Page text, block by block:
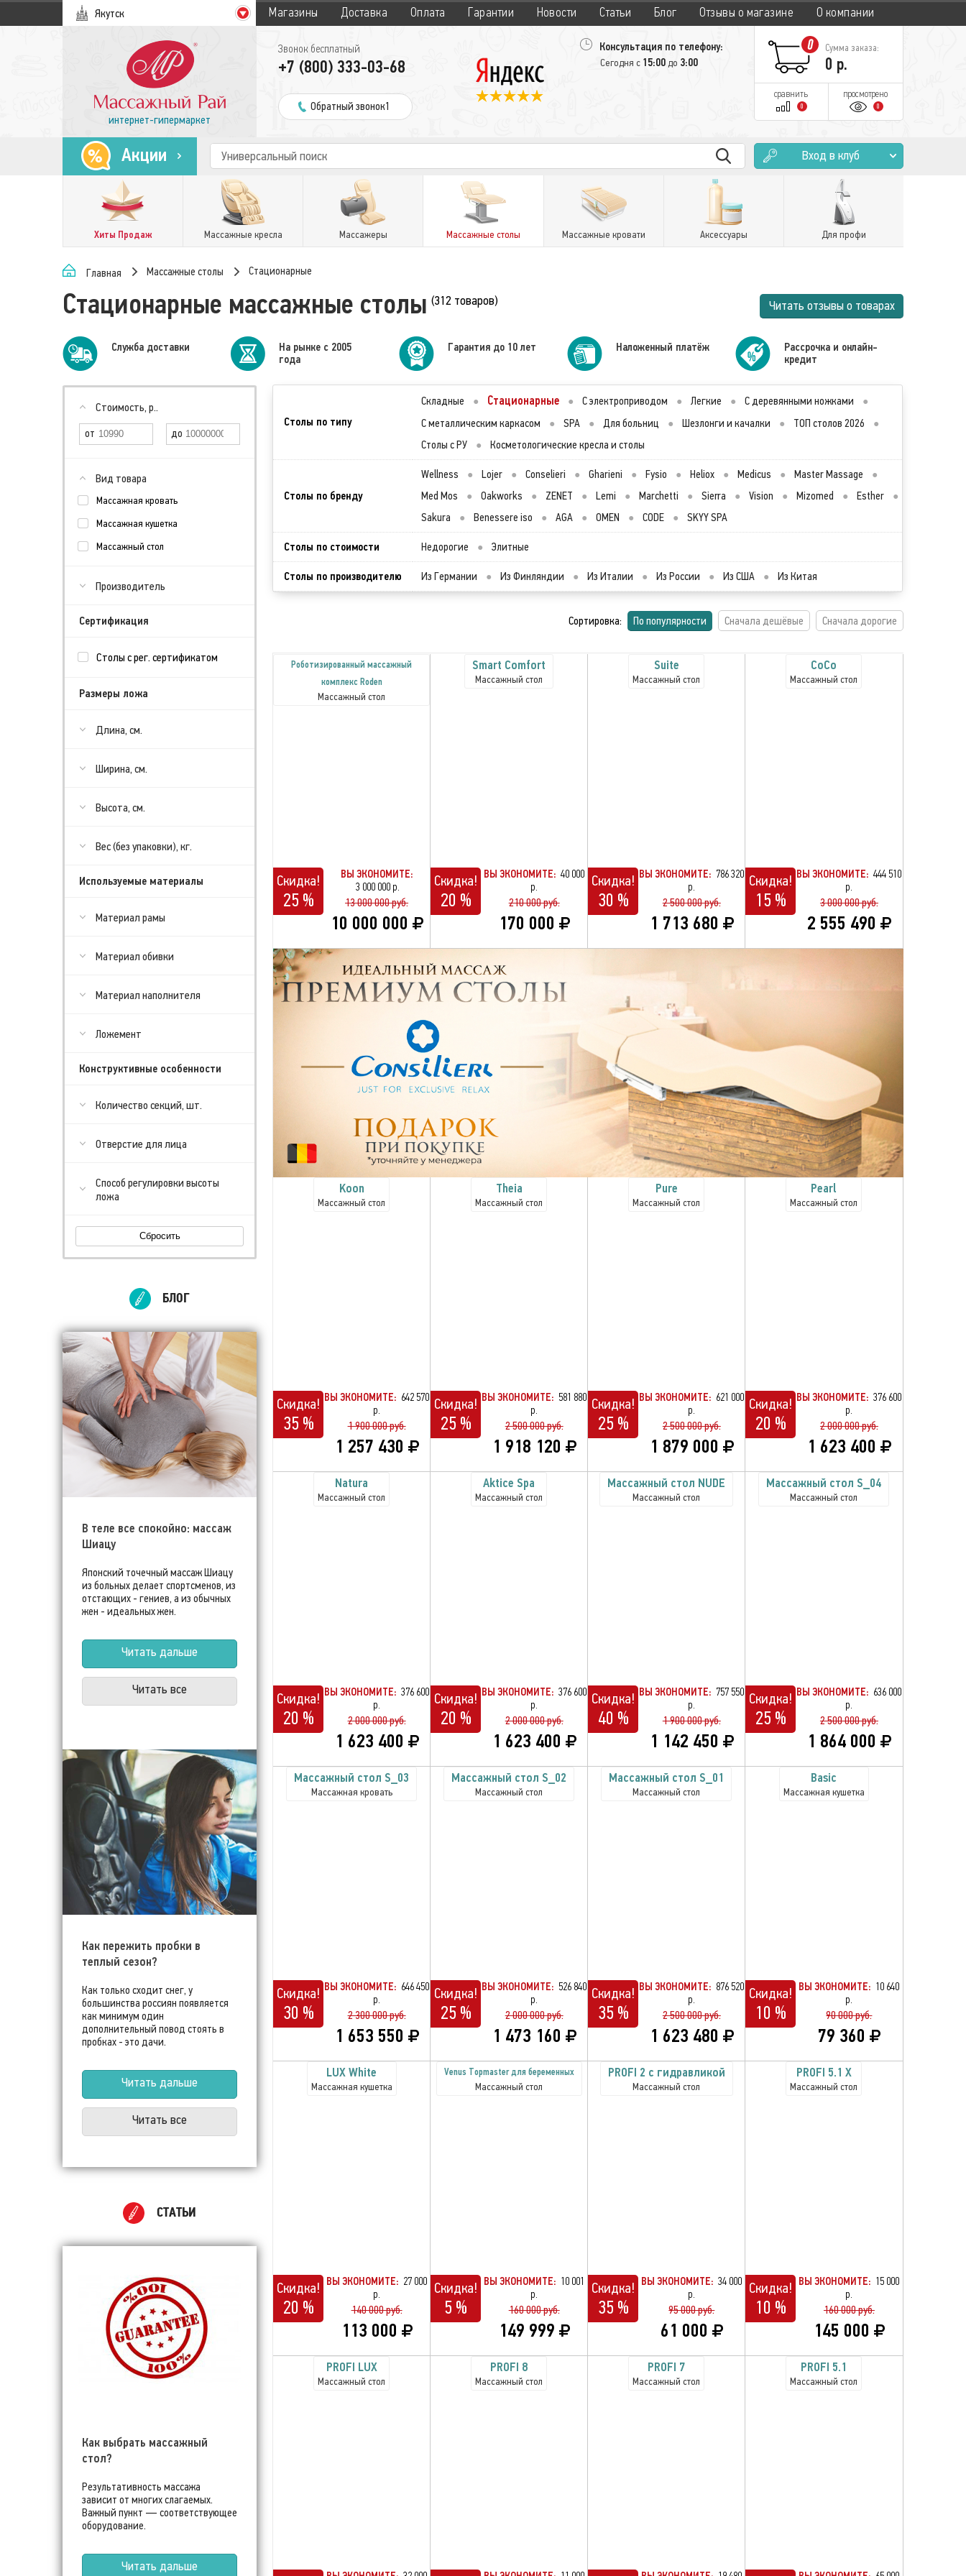
Якутск Магазины Доставка Оплата Гарантии Новости Статьи Блог Отзывы о магазине О компании
интернет-гипермаркет
Звонок бесплатный
+7 (800) 333-03-68
Обратный звонок1
Консультация по телефону:
Сегодня с 15:00до 3:00
0 Сумма заказа:
0 р.
сравнить
0
просмотрено
0
Акции Вход в клуб
Хиты Продаж Массажные кресла Массажеры Массажные столы Массажные кровати Аксессуары Для профи
Главная Массажные столы Стационарные
Стационарные массажные столы (312 товаров) Читать отзывы о товарах
Cлужба доставки
На рынке с 2005
года
Гарантия до 10 лет Наложенный платёж
Рассрочка и онлайн-
кредит
Стоимость, р..
Вид товара
Массажная кровать
Массажная кушетка
Массажный стол
Производитель
Сертификация
Столы с рег. сертификатом
Размеры ложа
Длина, см.
Ширина, см.
Высота, см.
Вес (без упаковки), кг.
Используемые материалы
Материал рамы
Материал обивки
Материал наполнителя
Ложемент
Конструктивные особенности
Количество секций, шт.
Отверстие для лица
Способ регулировки высоты
ложа
Сбросить
БЛОГ
В теле все спокойно: массаж
Шиацу
Японский точечный массаж Шиацу
из больных делает спортсменов, из
отстающих - гениев, а из обычных
жен - идеальных жен.
Читать дальше
Читать все
Как пережить пробки в
теплый сезон?
Как только сходит снег, у
большинства россиян появляется
как минимум один
дополнительный повод стоять в
пробках - это дачи.
Читать дальше
Читать все
СТАТЬИ
Как выбрать массажный
стол?
Результативность массажа
зависит от многих слагаемых.
Важный пункт — соответствующее
оборудование.
Читать дальше
Столы по типу
Складные ● Стационарные ● С электроприводом ● Легкие ● С деревянными ножками
●
С металлическим каркасом
● SPA ● Для больниц ● Шезлонги и качалки ● ТОП столов 2026
●
Столы с РУ
● Косметологические кресла и столы
Столы по бренду
Wellness ● Lojer ● Conselieri ● Gharieni ● Fysio ● Heliox ● Medicus ● Master Massage
●
Med Mos
● Oakworks ● ZENET ● Lemi ● Marchetti ● Sierra ● Vision ● Mizomed ● Esther
●
Sakura
● Benessere iso ● AGA ● OMEN ● CODE ● SKYY SPA
Столы по стоимости Недорогие ● Элитные
Столы по производителю Из Германии ● Из Финляндии ● Из Италии ● Из России ● Из США ● Из Китая
Сортировка: По популярности Сначала дешёвые Сначала дорогие
Роботизированный массажный
комплекс Roden
Массажный стол
Скидка!
25 %
ВЫ ЭКОНОМИТЕ:
3 000 000 р.
13 000 000 руб.
10 000 000
Smart Comfort
Массажный стол
Скидка!
20 %
ВЫ ЭКОНОМИТЕ: 40 000
р.
210 000 руб.
170 000
Suite
Массажный стол
Скидка!
30 %
ВЫ ЭКОНОМИТЕ: 786 320
р.
2 500 000 руб.
1 713 680
CoCo
Массажный стол
Скидка!
15 %
ВЫ ЭКОНОМИТЕ: 444 510
р.
3 000 000 руб.
2 555 490
Koon
Массажный стол
Скидка!
35 %
ВЫ ЭКОНОМИТЕ: 642 570
р.
1 900 000 руб.
1 257 430
Theia
Массажный стол
Скидка!
25 %
ВЫ ЭКОНОМИТЕ: 581 880
р.
2 500 000 руб.
1 918 120
Pure
Массажный стол
Скидка!
25 %
ВЫ ЭКОНОМИТЕ: 621 000
р.
2 500 000 руб.
1 879 000
Pearl
Массажный стол
Скидка!
20 %
ВЫ ЭКОНОМИТЕ: 376 600
р.
2 000 000 руб.
1 623 400
Natura
Массажный стол
Скидка!
20 %
ВЫ ЭКОНОМИТЕ: 376 600
р.
2 000 000 руб.
1 623 400
Aktice Spa
Массажный стол
Скидка!
20 %
ВЫ ЭКОНОМИТЕ: 376 600
р.
2 000 000 руб.
1 623 400
Массажный стол NUDE
Массажный стол
Скидка!
40 %
ВЫ ЭКОНОМИТЕ: 757 550
р.
1 900 000 руб.
1 142 450
Массажный стол S_04
Массажный стол
Скидка!
25 %
ВЫ ЭКОНОМИТЕ: 636 000
р.
2 500 000 руб.
1 864 000
Массажный стол S_03
Массажная кровать
Скидка!
30 %
ВЫ ЭКОНОМИТЕ: 646 450
р.
2 300 000 руб.
1 653 550
Массажный стол S_02
Массажный стол
Скидка!
25 %
ВЫ ЭКОНОМИТЕ: 526 840
р.
2 000 000 руб.
1 473 160
Массажный стол S_01
Массажный стол
Скидка!
35 %
ВЫ ЭКОНОМИТЕ: 876 520
р.
2 500 000 руб.
1 623 480
Basiс
Массажная кушетка
Скидка!
10 %
ВЫ ЭКОНОМИТЕ: 10 640
р.
90 000 руб.
79 360
LUX White
Массажная кушетка
Скидка!
20 %
ВЫ ЭКОНОМИТЕ: 27 000
р.
140 000 руб.
113 000
Venus Topmaster для беременных
Массажный стол
Скидка!
5 %
ВЫ ЭКОНОМИТЕ: 10 001
р.
160 000 руб.
149 999
PROFI 2 с гидравликой
Массажный стол
Скидка!
35 %
ВЫ ЭКОНОМИТЕ: 34 000
р.
95 000 руб.
61 000
PROFI 5.1 X
Массажный стол
Скидка!
10 %
ВЫ ЭКОНОМИТЕ: 15 000
р.
160 000 руб.
145 000
PROFI LUX
Массажный стол
PROFI 8
Массажный стол
PROFI 7
Массажный стол
PROFI 5.1
Массажный стол